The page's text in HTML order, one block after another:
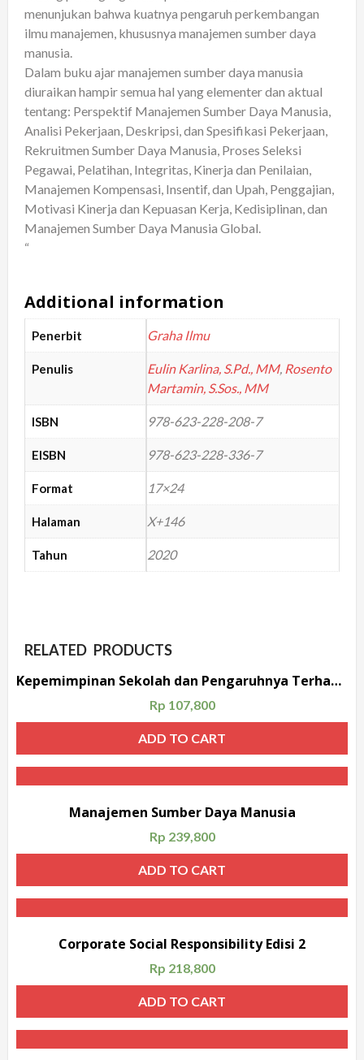
menunjukan bahwa kuatnya pengaruh perkembangan
ilmu manajemen, khususnya manajemen sumber daya
manusia.
Dalam buku ajar manajemen sumber daya manusia
diuraikan hampir semua hal yang elementer dan aktual
tentang: Perspektif Manajemen Sumber Daya Manusia,
Analisi Pekerjaan, Deskripsi, dan Spesifikasi Pekerjaan,
Rekruitmen Sumber Daya Manusia, Proses Seleksi
Pegawai, Pelatihan, Integritas, Kinerja dan Penilaian,
Manajemen Kompensasi, Insentif, dan Upah, Penggajian,
Motivasi Kinerja dan Kepuasan Kerja, Kedisiplinan, dan
Manajemen Sumber Daya Manusia Global.
“
Additional information
Penerbit Graha Ilmu
Penulis Eulin Karlina, S.Pd., MM, Rosento
Martamin, S.Sos., MM
ISBN 978-623-228-208-7
EISBN 978-623-228-336-7
Format 17×24
Halaman X+146
Tahun 2020
RELATED PRODUCTS
Kepemimpinan Sekolah dan Pengaruhnya Terhadap Kinerja Guru Dalam Mendongkrak Prestasi Siswa
Rp 107,800
ADD TO CART
Manajemen Sumber Daya Manusia
Rp 239,800
ADD TO CART
Corporate Social Responsibility Edisi 2
Rp 218,800
ADD TO CART